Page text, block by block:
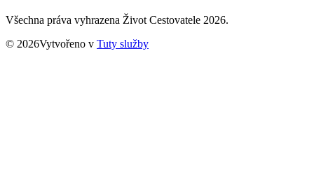
Všechna práva vyhrazena Život Cestovatele 2026.
© 2026Vytvořeno v Tuty služby